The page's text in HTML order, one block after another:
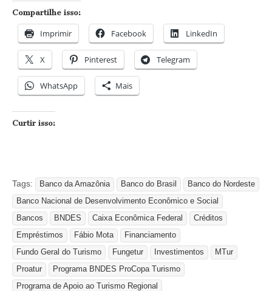
Compartilhe isso:
Imprimir Facebook LinkedIn
X Pinterest Telegram
WhatsApp Mais
Curtir isso:
Tags: Banco da Amazônia Banco do Brasil
Banco do Nordeste
Banco Nacional de Desenvolvimento Econômico e Social
Bancos
BNDES Caixa Econômica Federal
Créditos
Empréstimos
Fábio Mota
Financiamento
Fundo Geral do Turismo
Fungetur Investimentos
MTur
Proatur
Programa BNDES ProCopa Turismo
Programa de Apoio ao Turismo Regional